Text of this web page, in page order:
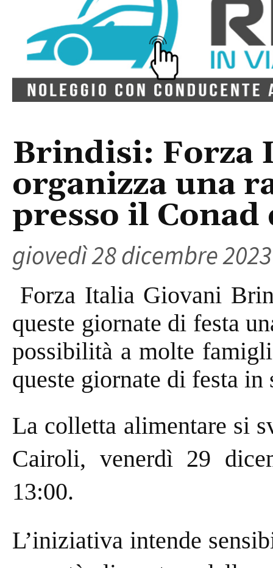
Brindisi: Forza
organizza una
presso il Conad
giovedì 28 dicembre 2023
Forza Italia Giovani
queste giornate di festa
possibilità a molte
queste giornate di festa in
La colletta alimentare si
Cairoli, venerdì 29
13:00.
L’iniziativa intende